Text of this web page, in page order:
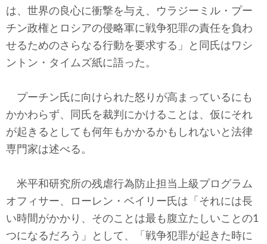
は、世界の良心に衝撃を与え、ウラジーミル・プー
チン政権とロシアの侵略軍に戦争犯罪の責任を負わ
せるためのさらなる行動を要求する」と同氏はワシ
ントン・タイムズ紙に語った。
プーチン氏に向けられた怒りが高まっているにも
かかわらず、同氏を裁判にかけることは、仮にそれ
が起きるとしても何年もかかるかもしれないと法律
専門家は述べる。
米平和研究所の残虐行為防止担当上級プログラム
オフィサー、ローレン・ベイリー氏は「それには長
い時間がかかり、そのことは最も腹立たしいことの1
つになるだろう」として、「戦争犯罪が起きた時に